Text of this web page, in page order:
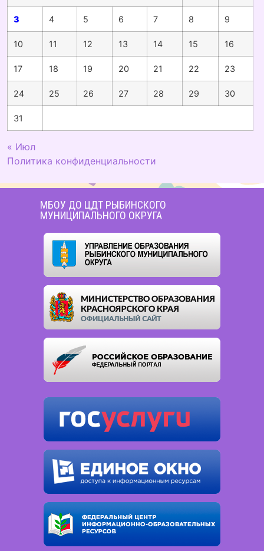
3 4 5 6 7 8 9
10 11 12 13 14 15 16
17 18 19 20 21 22 23
24 25 26 27 28 29 30
31
« Июл
Политика конфиденциальности
МБОУ ДО ЦДТ РЫБИНСКОГО
МУНИЦИПАЛЬНОГО ОКРУГА